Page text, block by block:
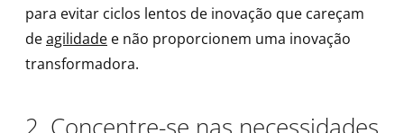
para evitar ciclos lentos de inovação que careçam
deagilidade e não proporcionem uma inovação
transformadora.
2. Concentre-se nas necessidades